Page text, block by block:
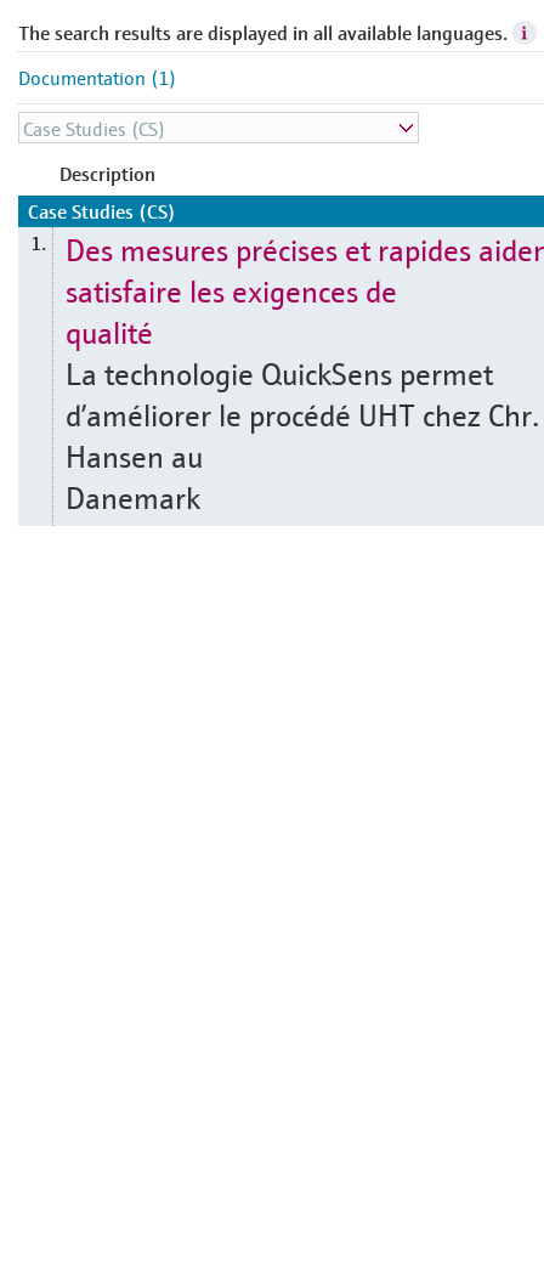
The search results are displayed in all available languages.
Documentation (1)
Description
Case Studies (CS)
1.
Des mesures précises et rapides
satisfaire les exigences de
qualité
La technologie QuickSens permet
d’améliorer le procédé UHT chez Chr.
Hansen au
Danemark